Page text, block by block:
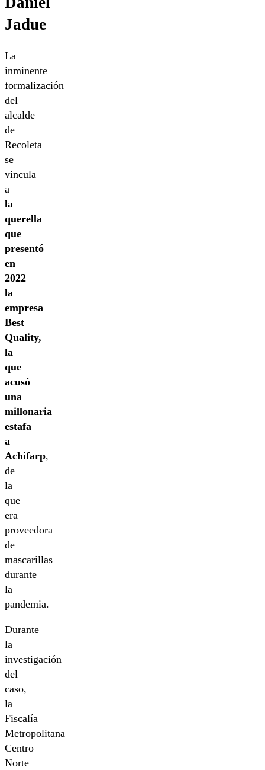
Jadue
La
inminente
formalización
del
alcalde
de
Recoleta
se
vincula
a
la
querella
que
presentó
en
2022
la
empresa
Best
Quality,
la
que
acusó
una
millonaria
estafa
a
Achifarp,
de
la
que
era
proveedora
de
mascarillas
durante
la
pandemia.
Durante
la
investigación
del
caso,
la
Fiscalía
Metropolitana
Centro
Norte